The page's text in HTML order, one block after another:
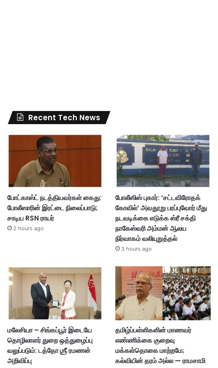
Recent Tech News
போட்காஸ்ட் நடத்தியவர்கள் கைது:
போலீஸாரின் இரட்டை நிலைப்பாடு;
சாடிய RSN ராயர்
2 hours ago
போலீஸிஸ் புகார்: ‘சட்டவிரோதக்
கோவில்’ அவதூறு பரப்புவோர் மீது
நடவடிக்கை எடுக்க ஸ்ரீ சக்தி
நாகேஸ்வரி அம்மன் ஆலய
நிர்வாகம் வலியுறுத்தல்
3 hours ago
மலேசியா – சிங்கப்பூர் இடையே
தொழிலாளர் துறை ஒத்துழைப்பு
வலுப்படும்: டத்தோ ஶ்ரீ ரமணன்
அறிவிப்பு
தமிழ்ப்பள்ளிகளின் மாணவர்
எண்ணிக்கை குறைவு
மக்கள்தொகை மாற்றமே;
கல்வியின் தரம் அல்ல — ராமசாமி